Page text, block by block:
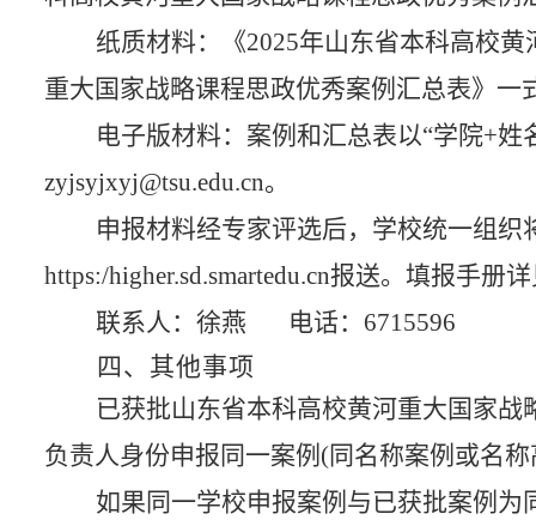
纸质材料：《2025年山东省本科高校
重大国家战略课程思政优秀案例汇总表》一
电子版材料：案例和汇总表以“学院+姓
zyjsyjxyj@tsu.edu.cn。
申报材料经专家评选后，学校统一组
https:/higher.sd.smartedu.cn报送。填报手册
联系人：徐燕
电话： 6715596
四、其他事项
已获批山东省本科高校黄河重大国家战
负责人身份申报同一案例(同名称案例或名
如果同一学校申报案例与已获批案例